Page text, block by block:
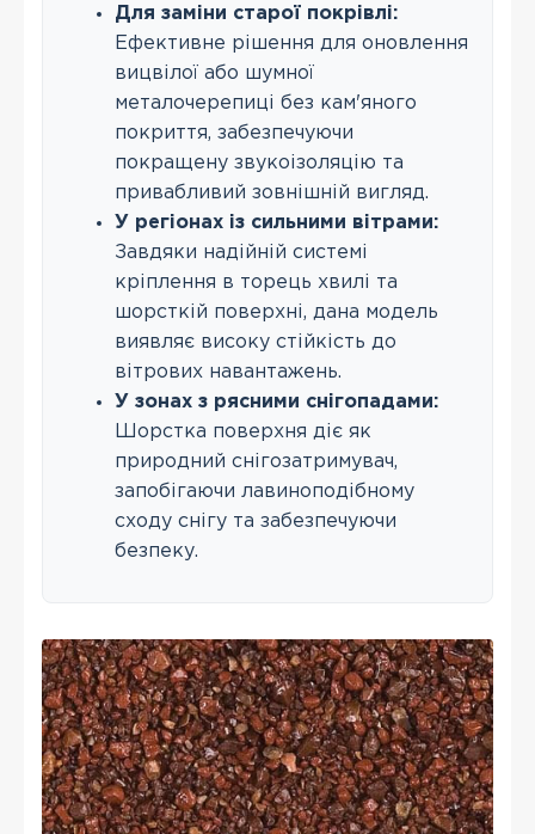
Для заміни старої покрівлі:
Ефективне рішення для оновлення
вицвілої або шумної
металочерепиці без кам'яного
покриття, забезпечуючи
покращену звукоізоляцію та
привабливий зовнішній вигляд.
У регіонах із сильними вітрами:
Завдяки надійній системі
кріплення в торець хвилі та
шорсткій поверхні, дана модель
виявляє високу стійкість до
вітрових навантажень.
У зонах з рясними снігопадами:
Шорстка поверхня діє як
природний снігозатримувач,
запобігаючи лавиноподібному
сходу снігу та забезпечуючи
безпеку.